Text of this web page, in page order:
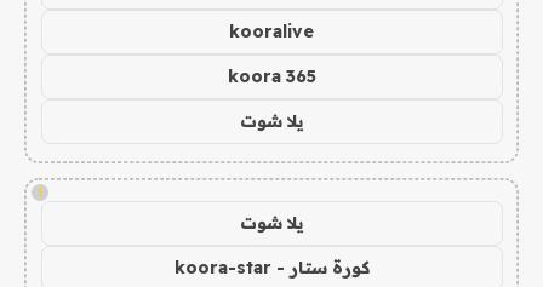
kooralive
koora 365
يلا شوت
!
يلا شوت
كورة ستار - koora-star